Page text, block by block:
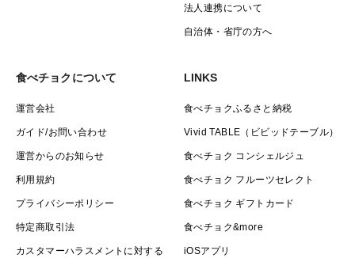
法人連携について
自治体・省庁の方へ
食べチョクについて
運営会社
ガイド/お問い合わせ
運営からのお知らせ
利用規約
プライバシーポリシー
特定商取引法
カスタマーハラスメントに対する
LINKS
食べチョクふるさと納税
Vivid TABLE（ビビッドテーブル）
食べチョク コンシェルジュ
食べチョク フルーツセレクト
食べチョク ギフトカード
食べチョク&more
iOSアプリ